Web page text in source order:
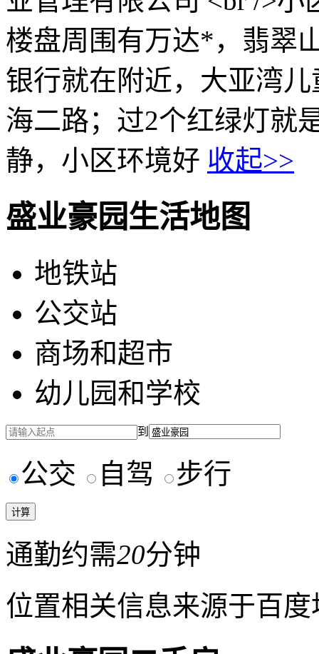
楼盘周围有万达*，翡翠
银行就在附近，大亚湾
海二路；过2个红绿灯就
静，小区环境好 收起>>
盛业豪园生活地图
地铁站
公交站
商场和超市
幼儿园和学校
到
公交 自驾 步行
通勤约需20分钟
位置相关信息来源于百